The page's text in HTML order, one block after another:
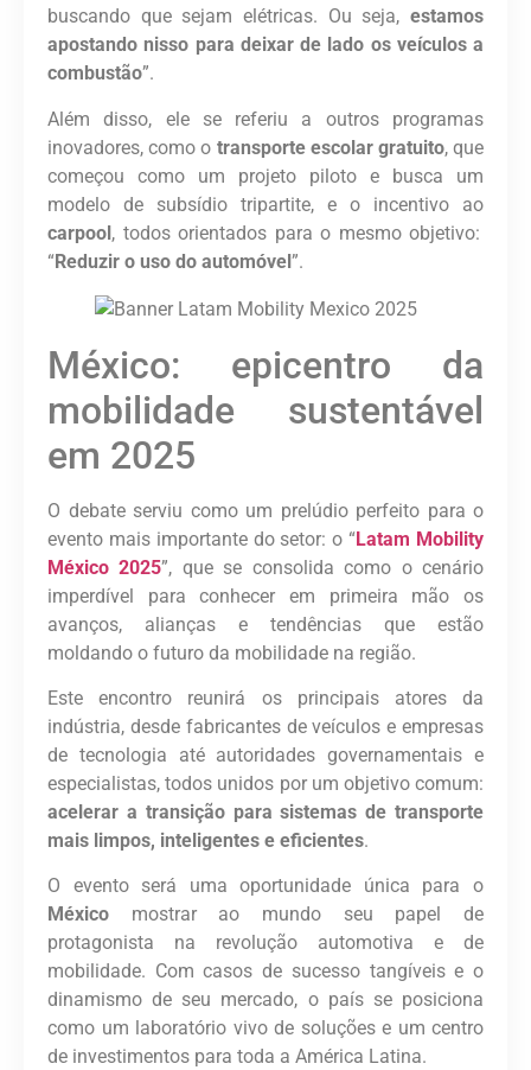
buscando que sejam elétricas. Ou seja, estamos
apostando nisso para deixar de lado os veículos a
combustão”.
Além disso, ele se referiu a outros programas
inovadores, como o transporte escolar gratuito, que
começou como um projeto piloto e busca um
modelo de subsídio tripartite, e o incentivo ao
carpool, todos orientados para o mesmo objetivo:
“Reduzir o uso do automóvel”.
México: epicentro da
mobilidade sustentável
em 2025
O debate serviu como um prelúdio perfeito para o
evento mais importante do setor: o “Latam Mobility
México 2025”, que se consolida como o cenário
imperdível para conhecer em primeira mão os
avanços, alianças e tendências que estão
moldando o futuro da mobilidade na região.
Este encontro reunirá os principais atores da
indústria, desde fabricantes de veículos e empresas
de tecnologia até autoridades governamentais e
especialistas, todos unidos por um objetivo comum:
acelerar a transição para sistemas de transporte
mais limpos, inteligentes e eficientes.
O evento será uma oportunidade única para o
México mostrar ao mundo seu papel de
protagonista na revolução automotiva e de
mobilidade. Com casos de sucesso tangíveis e o
dinamismo de seu mercado, o país se posiciona
como um laboratório vivo de soluções e um centro
de investimentos para toda a América Latina.